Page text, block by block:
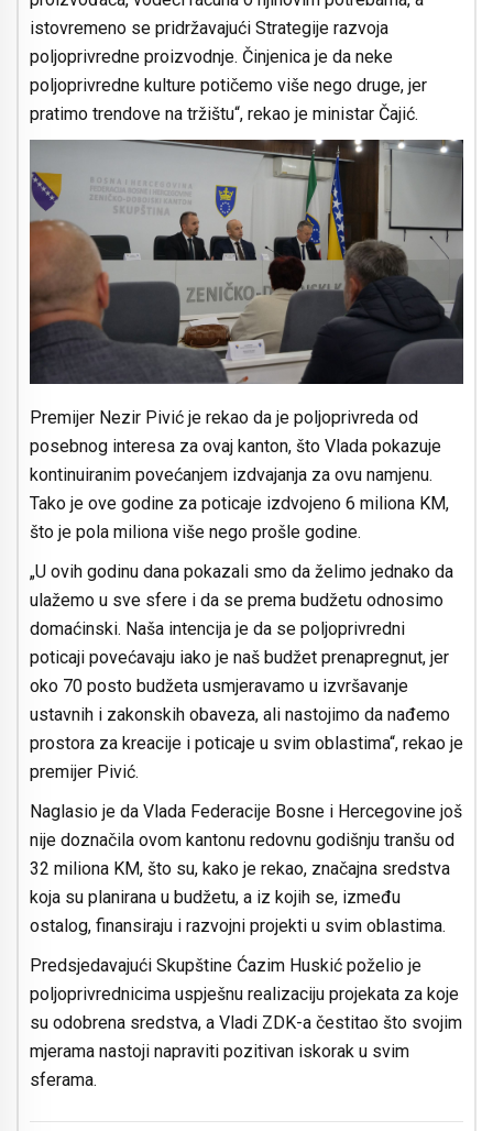
istovremeno se pridržavajući Strategije razvoja
poljoprivredne proizvodnje. Činjenica je da neke
poljoprivredne kulture potičemo više nego druge, jer
pratimo trendove na tržištu“, rekao je ministar Čajić.
Premijer Nezir Pivić je rekao da je poljoprivreda od
posebnog interesa za ovaj kanton, što Vlada pokazuje
kontinuiranim povećanjem izdvajanja za ovu namjenu.
Tako je ove godine za poticaje izdvojeno 6 miliona KM,
što je pola miliona više nego prošle godine.
„U ovih godinu dana pokazali smo da želimo jednako da
ulažemo u sve sfere i da se prema budžetu odnosimo
domaćinski. Naša intencija je da se poljoprivredni
poticaji povećavaju iako je naš budžet prenapregnut, jer
oko 70 posto budžeta usmjeravamo u izvršavanje
ustavnih i zakonskih obaveza, ali nastojimo da nađemo
prostora za kreacije i poticaje u svim oblastima“, rekao je
premijer Pivić.
Naglasio je da Vlada Federacije Bosne i Hercegovine još
nije doznačila ovom kantonu redovnu godišnju tranšu od
32 miliona KM, što su, kako je rekao, značajna sredstva
koja su planirana u budžetu, a iz kojih se, između
ostalog, finansiraju i razvojni projekti u svim oblastima.
Predsjedavajući Skupštine Ćazim Huskić poželio je
poljoprivrednicima uspješnu realizaciju projekata za koje
su odobrena sredstva, a Vladi ZDK-a čestitao što svojim
mjerama nastoji napraviti pozitivan iskorak u svim
sferama.